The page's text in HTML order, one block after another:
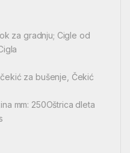
za gradnju; Cigle od
za bušenje, Čekić
mm: 250Oštrica dleta